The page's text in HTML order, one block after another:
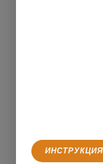
ИНСТРУКЦИЯ